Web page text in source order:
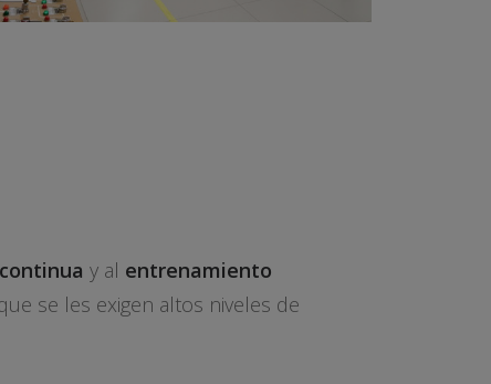
continua y al entrenamiento
se les exigen altos niveles de